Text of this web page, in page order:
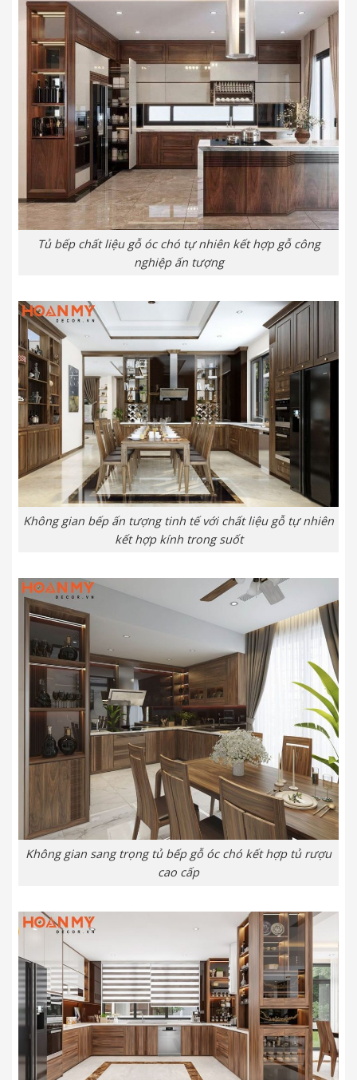
Tủ bếp chất liệu gỗ óc chó tự nhiên kết hợp gỗ công
nghiệp ấn tượng
Không gian bếp ấn tượng tinh tế với chất liệu gỗ tự nhiên
kết hợp kính trong suốt
Không gian sang trọng tủ bếp gỗ óc chó kết hợp tủ rượu
cao cấp